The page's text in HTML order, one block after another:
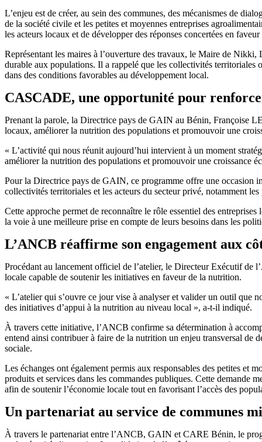
L’enjeu est de créer, au sein des communes, des mécanismes de
de la société civile et les petites et moyennes entreprises
les acteurs locaux et de développer des réponses concertées en
Représentant les maires à l’ouverture des travaux, le Maire de
durable aux populations. Il a rappelé que les collectivités territoriales
dans des conditions favorables au développement local.
CASCADE, une opportunité pour
Prenant la parole, la Directrice pays de GAIN au Bénin, Françoise
locaux, améliorer la nutrition des populations et promouvoir une
« L’activité qui nous réunit aujourd’hui intervient à un moment
améliorer la nutrition des populations et promouvoir une croissance
Pour la Directrice pays de GAIN, ce programme offre une occasion
collectivités territoriales et les acteurs du secteur privé, notamment
Cette approche permet de reconnaître le rôle essentiel des
la voie à une meilleure prise en compte de leurs besoins dans les
L’ANCB réaffirme son engagement aux
Procédant au lancement officiel de l’atelier, le Directeur Exécutif
locale capable de soutenir les initiatives en faveur de la nutrition.
« L’atelier qui s’ouvre ce jour vise à analyser et valider un outil que
des initiatives d’appui à la nutrition au niveau local », a-t-il indiqué.
À travers cette initiative, l’ANCB confirme sa détermination à
entend ainsi contribuer à faire de la nutrition un enjeu transversal de
sociale.
Les échanges ont également permis aux responsables des petites et
produits et services dans les commandes publiques. Cette demande
afin de soutenir l’économie locale tout en favorisant l’accès des
Un partenariat au service de communes
À travers le partenariat entre l’ANCB, GAIN et CARE Bénin, le